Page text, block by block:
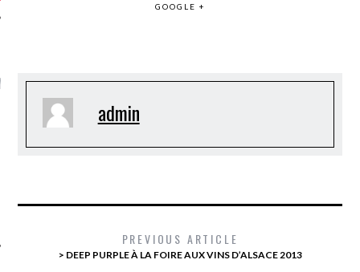
ANNIVERSAIRE
GOOGLE +
admin
PREVIOUS ARTICLE
> DEEP PURPLE À LA FOIRE AUX VINS D’ALSACE 2013